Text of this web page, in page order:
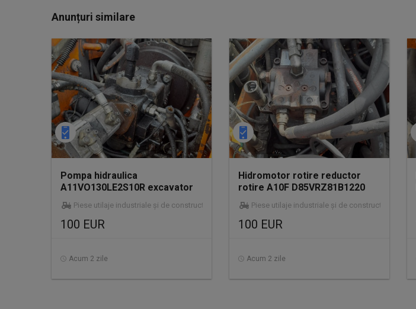
Anunțuri similare
Pompa hidraulica
A11VO130LE2S10R excavator
pe roti Fiat Kobelco E17
Piese utilaje industriale și de construcții
100 EUR
Acum 2 zile
Hidromotor rotire reductor
rotire A10F D85VRZ81B1220
excavator pe roti Fiat Kobe
Piese utilaje industriale și de construcții
100 EUR
Acum 2 zile